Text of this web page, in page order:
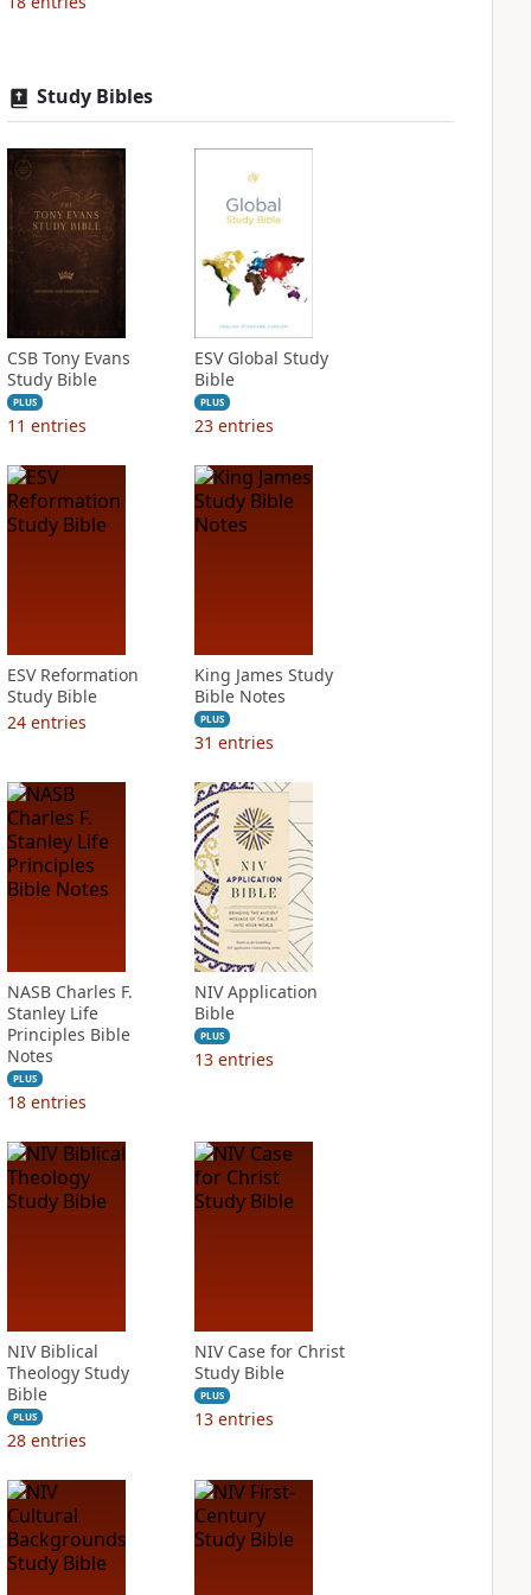
Study Bibles
CSB Tony Evans
Study Bible
PLUS
11 entries
ESV Global Study
Bible
PLUS
23 entries
ESV Reformation
Study Bible
24 entries
King James Study
Bible Notes
PLUS
31 entries
NASB Charles F.
Stanley Life
Principles Bible
Notes
PLUS
18 entries
NIV Application
Bible
PLUS
13 entries
NIV Biblical
Theology Study
Bible
PLUS
28 entries
NIV Case for Christ
Study Bible
PLUS
13 entries